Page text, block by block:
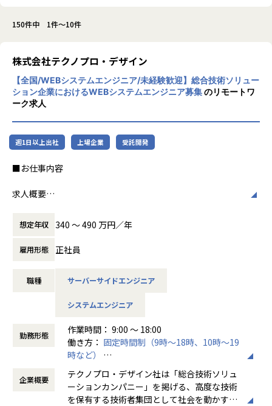
150件中 1件～10件
株式会社テクノプロ・デザイン
【全国/WEBシステムエンジニア/未経験歓迎】総合技術ソリュー
ション企業におけるWEBシステムエンジニア募集のリモートワ
ーク求人
週1日以上出社 上場企業 受託開発
■お仕事内容
求人概要
当社は「メーカー」や「自治体」を主要顧客としており、メ
ーカー向けWEBシステムや行政向け総合システムといった、
専門システムを取り扱うことが多くあります。
ジニアとしてのご活躍を期待し、入社後約3か月間の研修に
プログラミングの基礎から、システム開発演習まで
■研修期間：約3ヵ月
基礎知識
Javaプログラミング
想定年収 340 〜 490 万円／年
雇用形態 正社員
職種 サーバーサイドエンジニア
システムエンジニア
勤務形態
作業時間： 9:00 ～ 18:00
働き方： 固定時間制（9時～18時、10時～19
時など）
時間外労働の有無： 有（月平均20時間）
休憩時間： 60分
企業概要
テクノプロ・デザイン社は「総合技術ソリュ
ーションカンパニー」を掲げる、高度な技術
を保有する技術者集団として社会を動かすこ